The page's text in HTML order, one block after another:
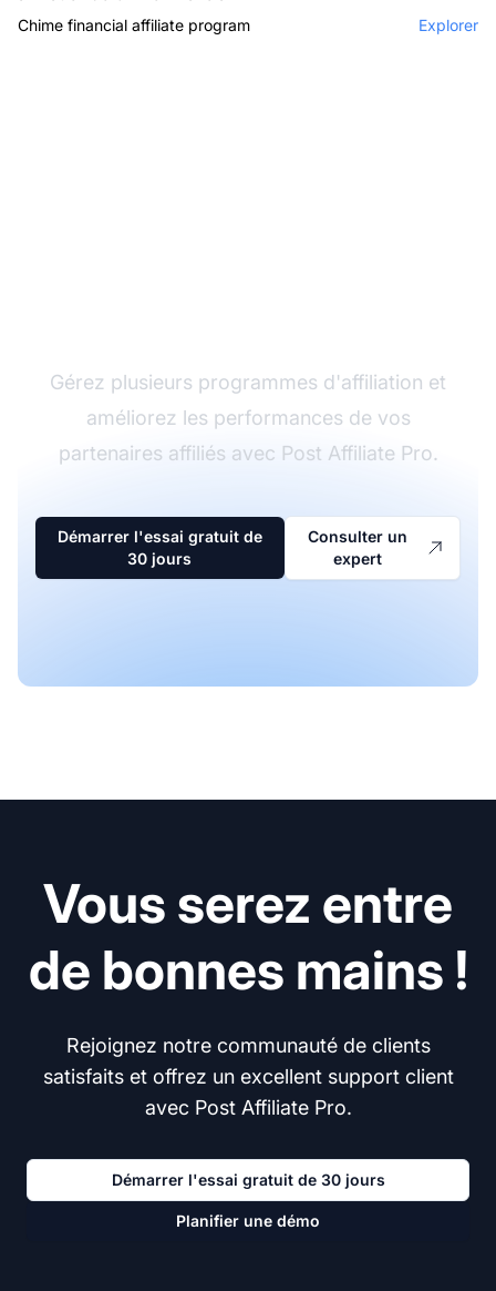
Chime financial affiliate program
Explorer
Gérez plusieurs programmes d'affiliation et
améliorez les performances de vos
partenaires affiliés avec Post Affiliate Pro.
Démarrer l'essai gratuit de
30 jours
Consulter un
expert
Vous serez entre
de bonnes mains !
Rejoignez notre communauté de clients
satisfaits et offrez un excellent support client
avec Post Affiliate Pro.
Démarrer l'essai gratuit de 30 jours
Planifier une démo